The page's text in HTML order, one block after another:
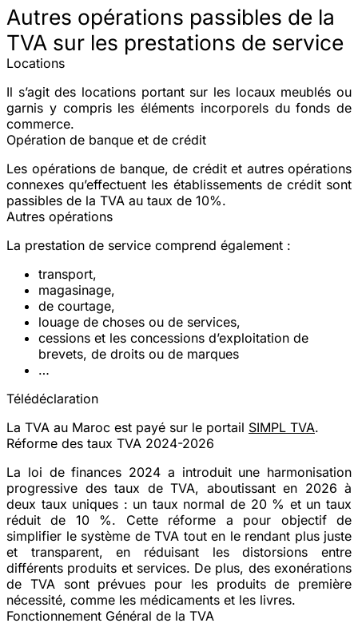
Autres opérations passibles de la
TVA sur les prestations de service
Locations
Il s’agit des locations portant sur les locaux meublés ou
garnis y compris les éléments incorporels du fonds de
commerce.
Opération de banque et de crédit
Les opérations de banque, de crédit et autres opérations
connexes qu’effectuent les établissements de crédit sont
passibles de la TVA au taux de 10%.
Autres opérations
La prestation de service comprend également :
transport,
magasinage,
de courtage,
louage de choses ou de services,
cessions et les concessions d’exploitation de
brevets, de droits ou de marques
…
Télédéclaration
La TVA au Maroc est payé sur le portail SIMPL TVA.
Réforme des taux TVA 2024-2026
La loi de finances 2024 a introduit une harmonisation
progressive des taux de TVA, aboutissant en 2026 à
deux taux uniques : un taux normal de 20 % et un taux
réduit de 10 %. Cette réforme a pour objectif de
simplifier le système de TVA tout en le rendant plus juste
et transparent, en réduisant les distorsions entre
différents produits et services. De plus, des exonérations
de TVA sont prévues pour les produits de première
nécessité, comme les médicaments et les livres.
Fonctionnement Général de la TVA